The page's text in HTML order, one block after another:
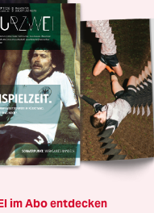
im Abo entdecken